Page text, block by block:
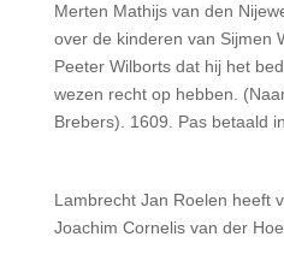
Merten Mathijs van den
over de kinderen van Sijmen
Peeter Wilborts dat hij het
wezen recht op hebben.
Brebers). 1609. Pas betaald
Lambrecht Jan Roelen heeft
Joachim Cornelis van der